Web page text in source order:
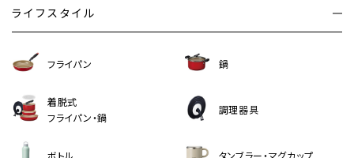
ライフスタイル
フライパン 鍋
着脱式
フライパン・鍋
調理器具
ボトル タンブラー・マグカップ